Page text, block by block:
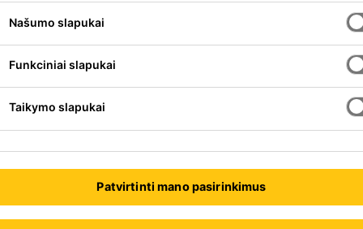
sustiprintas, mažai
Jo sudėtyje yra perdirbtų
sumažinti anglies dioksido
Našumo slapukai
Funkciniai slapukai
Taikymo slapukai
Patvirtinti mano pasirinkimus